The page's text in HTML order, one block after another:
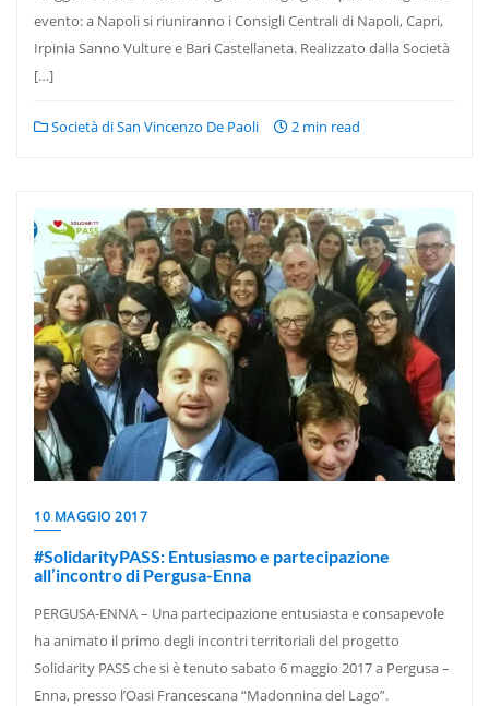
evento: a Napoli si riuniranno i Consigli Centrali di Napoli, Capri,
Irpinia Sanno Vulture e Bari Castellaneta. Realizzato dalla Società
[…]
Società di San Vincenzo De Paoli 2 min read
10 MAGGIO 2017
#SolidarityPASS: Entusiasmo e partecipazione
all’incontro di Pergusa-Enna
PERGUSA-ENNA – Una partecipazione entusiasta e consapevole
ha animato il primo degli incontri territoriali del progetto
Solidarity PASS che si è tenuto sabato 6 maggio 2017 a Pergusa –
Enna, presso l’Oasi Francescana “Madonnina del Lago”.